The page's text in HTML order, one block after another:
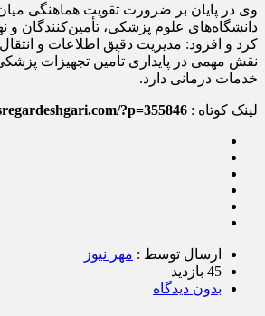
وی در پایان بر ضرورت تقویت هماهنگی
دانشگاه‌های علوم پزشکی، تأمین‌کنندگان و
کرد و افزود: مدیریت دقیق اطلاعات و
نقش مهمی در پایداری تأمین تجهیزات
خدمات درمانی دارد.
لینک کوتاه : ?p=355846
ارسال توسط : مهر نیوز
45 بازدید
بدون دیدگاه